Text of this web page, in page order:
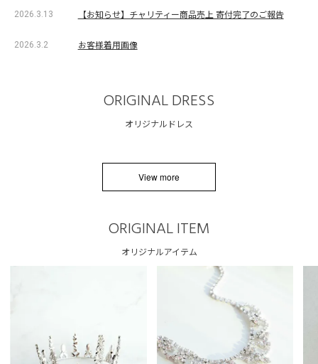
2026.3.13 【お知らせ】チャリティー商品売上 寄付完了のご報告
2026.3.2 お客様着用画像
ORIGINAL DRESS
オリジナルドレス
View more
ORIGINAL ITEM
オリジナルアイテム